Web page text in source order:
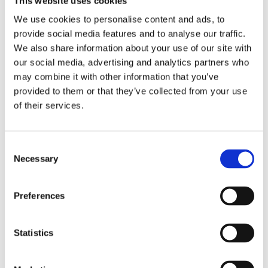
We use cookies to personalise content and ads, to
provide social media features and to analyse our traffic.
We also share information about your use of our site with
our social media, advertising and analytics partners who
may combine it with other information that you’ve
provided to them or that they’ve collected from your use
of their services.
Selection
Necessary
Preferences
Statistics
65_6.pdf
Bilstereo / Koaxialhögtalare /
4"
Bilspecifika produkter / BMW / BMW 1 Serien /BMW
1 Serien 2011-2019 (F20/F21)
Bilspecifika produkter / BMW / BMW 2 Serien /BMW
2 Serien 2014-2021 (F22/F23)
3 Serien 2012-2021 (F30/F31/F34)